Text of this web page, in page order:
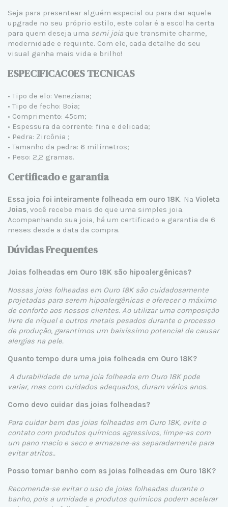
Seja para presentear alguém especial ou para dar aquele
upgrade no seu próprio estilo, este colar é a escolha certa
para quem deseja uma semi joia que transmite charme,
modernidade e requinte. Com ele, cada detalhe do seu
visual ganha mais vida e brilho!
ESPECIFICACOES TECNICAS
• Tipo de elo: Veneziana;
• Tipo de fecho: Boia;
• Comprimento: 45cm;
• Espessura da corrente: fina e delicada;
• Pedra: Zircônia ;
• Tamanho da pedra: 6 milímetros;
• Peso: 2,2 gramas.
Certificado e garantia
Essa joia foi inteiramente folheada em ouro 18K. Na Violeta
Joias, você recebe mais do que uma simples joia.
Acompanhando sua joia, há um certificado e garantia de 6
meses desde a data da compra.
Dúvidas Frequentes
Joias folheadas em Ouro 18K são hipoalergênicas?
Nossas joias folheadas em Ouro 18K são cuidadosamente
projetadas para serem hipoalergênicas e oferecer o máximo
de conforto aos nossos clientes. Ao utilizar uma composição
livre de níquel e outros metais pesados durante o processo
de produção, garantimos um baixíssimo potencial de causar
alergias na pele.
Quanto tempo dura uma joia folheada em Ouro 18K?
A durabilidade de uma joia folheada em Ouro 18K pode
variar, mas com cuidados adequados, duram vários anos.
Como devo cuidar das joias folheadas?
Para cuidar bem das joias folheadas em Ouro 18K, evite o
contato com produtos químicos agressivos, limpe-as com
um pano macio e seco e armazene-as separadamente para
evitar atritos..
Posso tomar banho com as joias folheadas em Ouro 18K?
Recomenda-se evitar o uso de joias folheadas durante o
banho, pois a umidade e produtos químicos podem acelerar